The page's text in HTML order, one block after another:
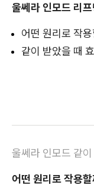
울쎄라 인모드 리프
어떤 원리로 작
같이 받았을 때
울쎄라 인모드 같이
어떤 원리로 작용